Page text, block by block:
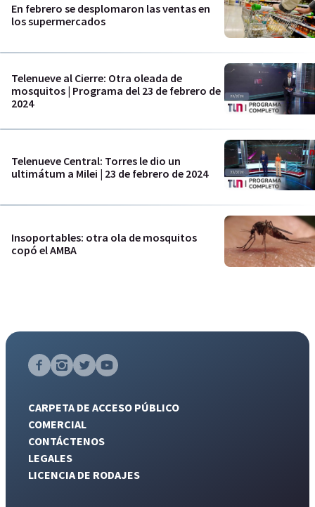
En febrero se desplomaron las ventas en
los supermercados
Telenueve al Cierre: Otra oleada de
mosquitos | Programa del 23 de febrero de
2024
Telenueve Central: Torres le dio un
ultimátum a Milei | 23 de febrero de 2024
Insoportables: otra ola de mosquitos
copó el AMBA
CARPETA DE ACCESO PÚBLICO
COMERCIAL
CONTÁCTENOS
LEGALES
LICENCIA DE RODAJES